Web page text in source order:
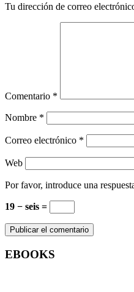
Tu dirección de correo
Comentario *
Nombre *
Correo electrónico *
Web
Por favor, introduce una
19 − seis =
EBOOKS